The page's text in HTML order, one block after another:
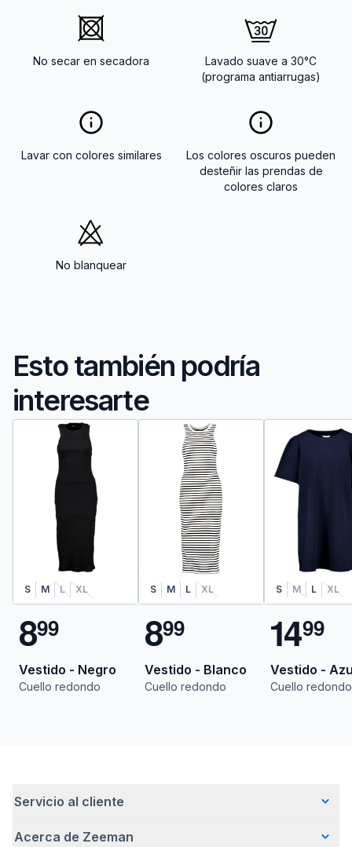
No secar en secadora
Lavado suave a 30°C
(programa antiarrugas)
Lavar con colores similares
Los colores oscuros pueden
desteñir las prendas de
colores claros
No blanquear
Esto también podría
interesarte
S M L XL
899
Vestido - Negro
Cuello redondo
S M L XL
899
Vestido - Blanco
Cuello redondo
S M L XL
1499
Vestido -
Cuello redondo
Servicio al cliente
Preguntas frecuentes
Acerca de Zeeman